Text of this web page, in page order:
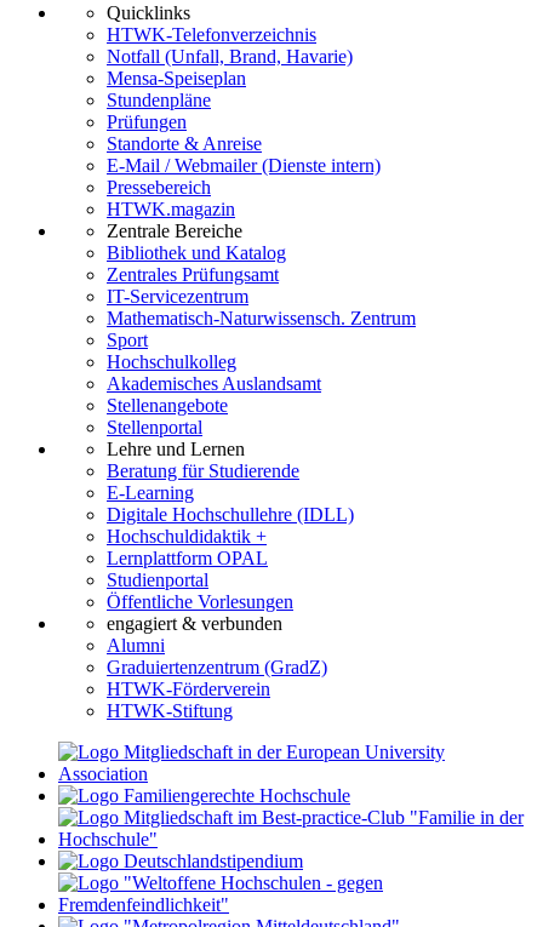
Quicklinks
HTWK-Telefonverzeichnis
Notfall (Unfall, Brand, Havarie)
Mensa-Speiseplan
Stundenpläne
Prüfungen
Standorte & Anreise
E-Mail / Webmailer (Dienste intern)
Pressebereich
HTWK.magazin
Zentrale Bereiche
Bibliothek und Katalog
Zentrales Prüfungsamt
IT-Servicezentrum
Mathematisch-Naturwissensch. Zentrum
Sport
Hochschulkolleg
Akademisches Auslandsamt
Stellenangebote
Stellenportal
Lehre und Lernen
Beratung für Studierende
E-Learning
Digitale Hochschullehre (IDLL)
Hochschuldidaktik +
Lernplattform OPAL
Studienportal
Öffentliche Vorlesungen
engagiert & verbunden
Alumni
Graduiertenzentrum (GradZ)
HTWK-Förderverein
HTWK-Stiftung